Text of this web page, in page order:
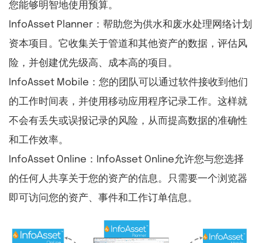
您能够明智地使用预算。
InfoAsset Planner：帮助您为供水和废水处理网络计划
资本项目。它收集关于管道和其他资产的数据，评估风
险，并创建优先级高、成本高的项目。
InfoAsset Mobile：您的团队可以通过软件接收到他们
的工作时间表，并使用移动应用程序记录工作。这样就
不会有丢失或误报记录的风险，从而提高数据的准确性
和工作效率。
InfoAsset Online：InfoAsset Online允许您与您选择
的任何人共享关于您的资产的信息。只需要一个浏览器
即可访问您的资产、事件和工作订单信息。